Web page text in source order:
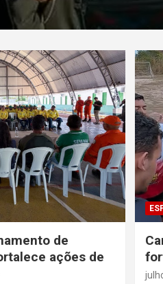
de
ações de